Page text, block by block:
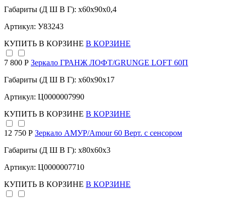
Габариты (Д Ш В Г): x60x90x0,4
Артикул: У83243
КУПИТЬ В КОРЗИНЕ В КОРЗИНЕ
7 800 Р Зеркало ГРАНЖ ЛОФТ/GRUNGE LOFT 60П
Габариты (Д Ш В Г): x60x90x17
Артикул: Ц0000007990
КУПИТЬ В КОРЗИНЕ В КОРЗИНЕ
12 750 Р Зеркало АМУР/Amour 60 Верт. с сенсором
Габариты (Д Ш В Г): x80x60x3
Артикул: Ц0000007710
КУПИТЬ В КОРЗИНЕ В КОРЗИНЕ